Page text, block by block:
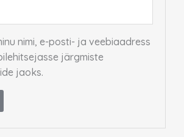
nimi, e-posti- ja veebiaadress
järgmiste
jaoks.